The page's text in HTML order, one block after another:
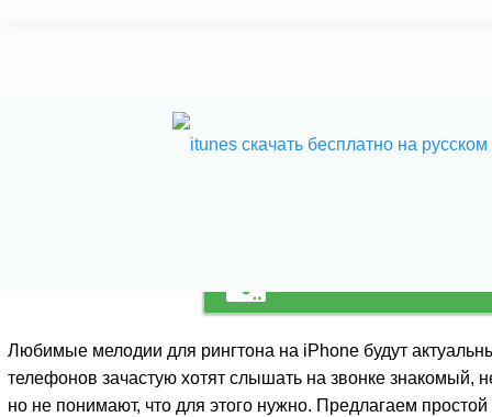
Инструкция по
Любимые мелодии для рингтона на iPhone будут
телефонов зачастую хотят слышать на звонке знакомый,
но не понимают, что для этого нужно. Предлагаем